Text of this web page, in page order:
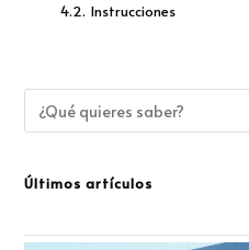
4.2. Instrucciones
Últimos artículos